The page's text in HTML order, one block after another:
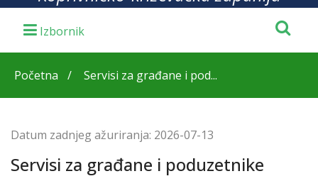
Početna Servisi za građane i pod...
Datum zadnjeg ažuriranja: 2026-07-13
Servisi za građane i poduzetnike